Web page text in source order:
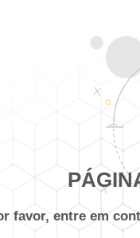
favor, entre em